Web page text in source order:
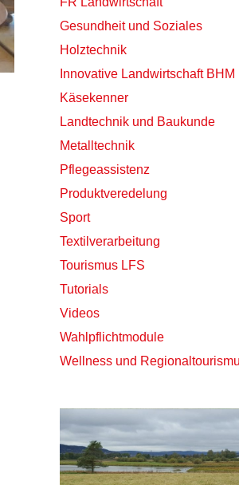
Gesundheit und Soziales
Holztechnik
Innovative Landwirtschaft BHM
Käsekenner
Landtechnik und Baukunde
Metalltechnik
Pflegeassistenz
Produktveredelung
Sport
Textilverarbeitung
Tourismus LFS
Tutorials
Videos
Wahlpflichtmodule
Wellness und